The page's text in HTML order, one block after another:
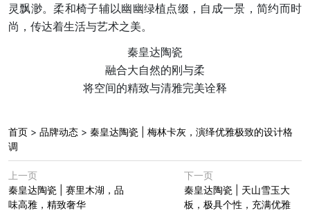
灵飘渺。柔和椅子辅以幽幽绿植点缀，自成一景，简约而时
尚，传达着生活与艺术之美。
秦皇达陶瓷
融合大自然的刚与柔
将空间的精致与清雅完美诠释
首页 > 品牌动态 > 秦皇达陶瓷 | 梅林卡灰，演绎优雅极致的设计格
调
上一页
秦皇达陶瓷 | 赛里木湖，品
味高雅，精致奢华
下一页
秦皇达陶瓷 | 天山雪玉大
板，极具个性，充满优雅